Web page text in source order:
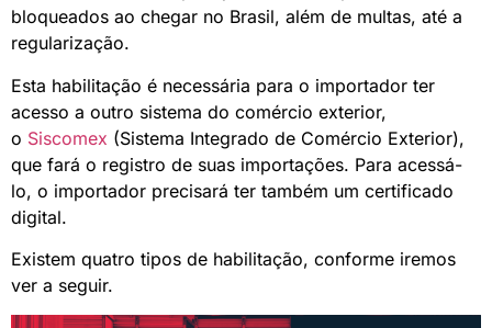
bloqueados ao chegar no Brasil, além de multas, até a
regularização.
Esta habilitação é necessária para o importador ter
acesso a outro sistema do comércio exterior,
o Siscomex (Sistema Integrado de Comércio Exterior),
que fará o registro de suas importações. Para acessá-
lo, o importador precisará ter também um certificado
digital.
Existem quatro tipos de habilitação, conforme iremos
ver a seguir.